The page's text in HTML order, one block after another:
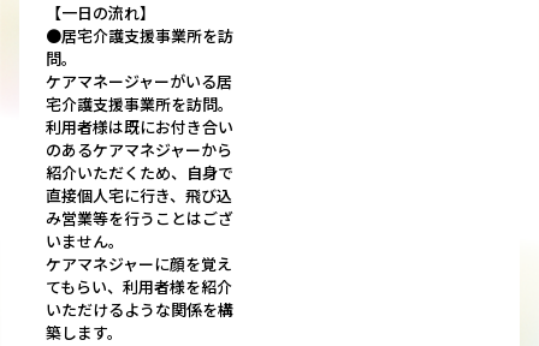
【一日の流れ】
●居宅介護支援事業所を訪
問。
ケアマネージャーがいる居
宅介護支援事業所を訪問。
利用者様は既にお付き合い
のあるケアマネジャーから
紹介いただくため、自身で
直接個人宅に行き、飛び込
み営業等を行うことはござ
いません。
ケアマネジャーに顔を覚え
てもらい、利用者様を紹介
いただけるような関係を構
築します。